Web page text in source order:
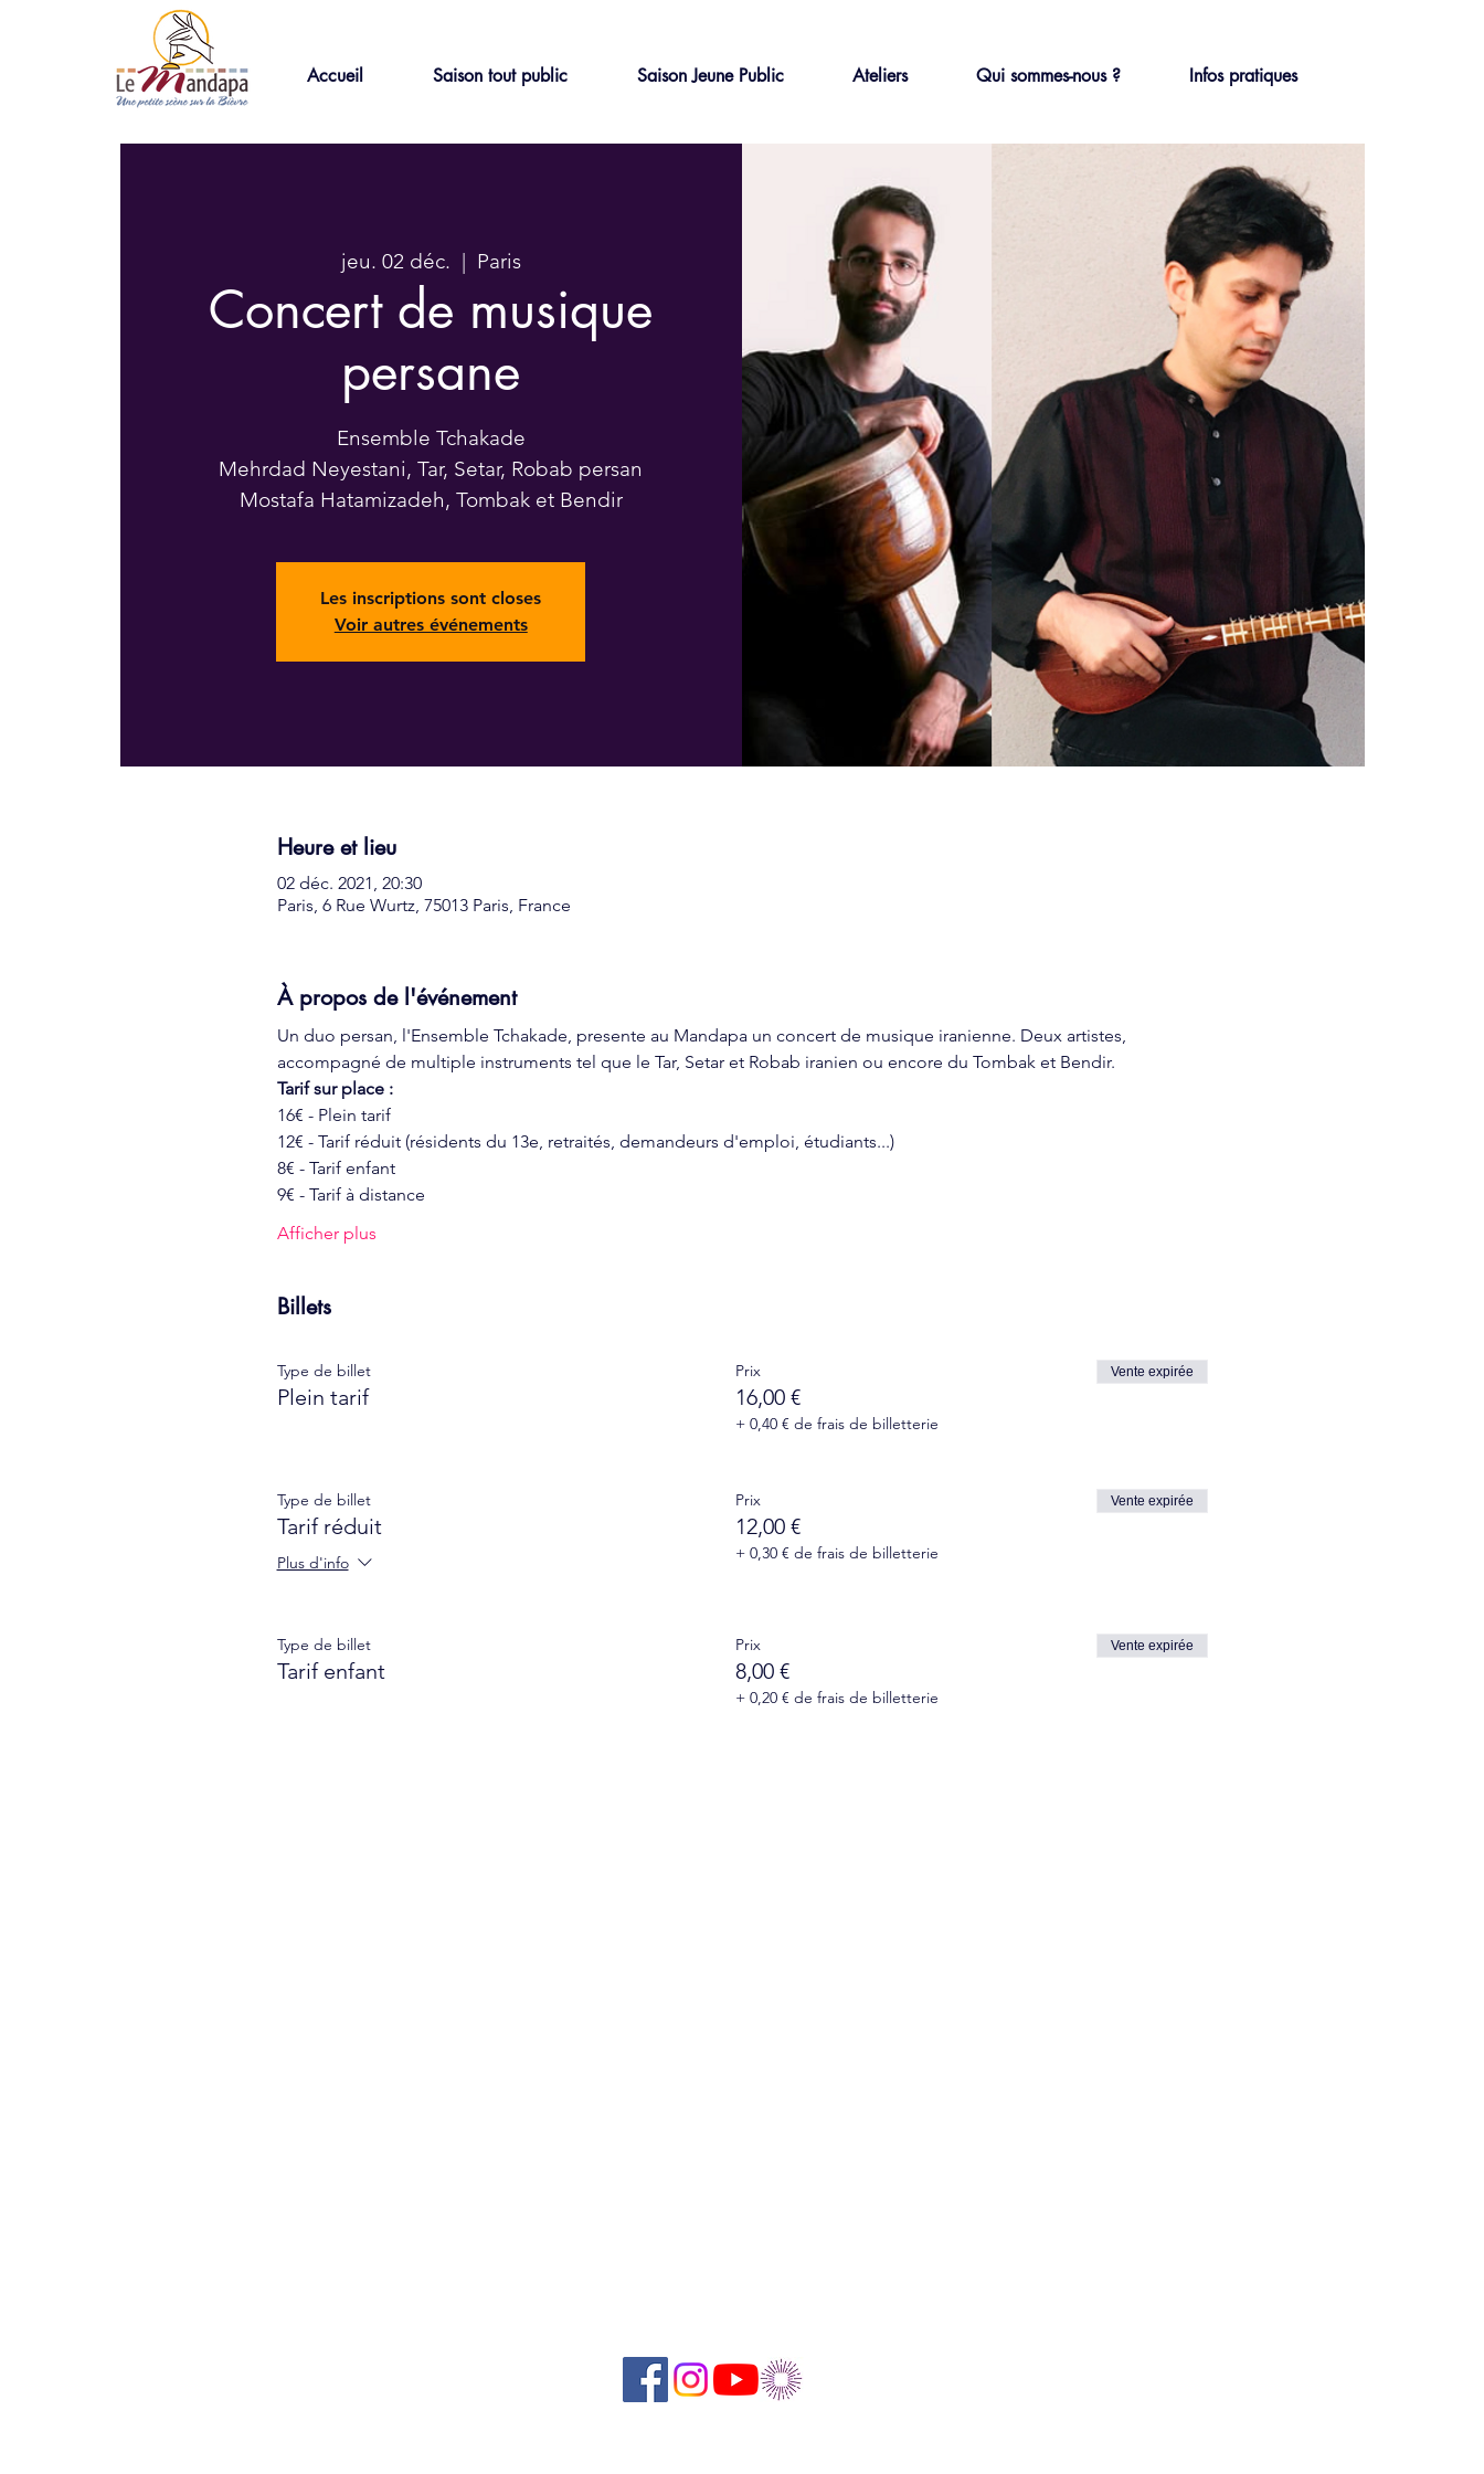
Accueil Saison tout public Saison Jeune Public Ateliers Qui sommes-nous ? Infos pratiques
jeu. 02 déc.
  |
Paris
Concert de musique
persane
Ensemble Tchakade
Mehrdad Neyestani, Tar, Setar, Robab persan
Mostafa Hatamizadeh, Tombak et Bendir
Les inscriptions sont closes
Voir autres événements
Heure et lieu
02 déc. 2021, 20:30
Paris, 6 Rue Wurtz, 75013 Paris, France
À propos de l'événement
Un duo persan, l'Ensemble Tchakade, presente au Mandapa un concert de musique iranienne. Deux artistes,
accompagné de multiple instruments tel que le Tar, Setar et Robab iranien ou encore du Tombak et Bendir.
Tarif sur place :
16€ - Plein tarif
12€ - Tarif réduit (résidents du 13e, retraités, demandeurs d'emploi, étudiants...)
8€ - Tarif enfant
9€ - Tarif à distance
Afficher plus
Billets
Type de billet
Plein tarif
Prix
16,00 €
+ 0,40 € de frais de billetterie
Vente expirée
Type de billet
Tarif réduit
Plus d'info
Prix
12,00 €
+ 0,30 € de frais de billetterie
Vente expirée
Type de billet
Tarif enfant
Prix
8,00 €
+ 0,20 € de frais de billetterie
Vente expirée